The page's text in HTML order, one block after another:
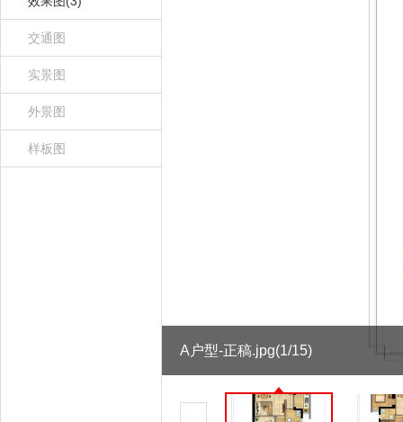
交通图
实景图
外景图
样板图
A户型-正稿.jpg(1/15)